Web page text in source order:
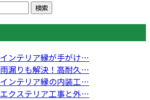
インテリア縁が手がけ…
雨漏りも解決！高耐久…
インテリア縁の内装工…
エクステリア工事と外…